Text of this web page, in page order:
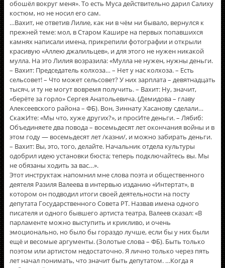
обошëл вокруг меня». То есть Муса действительно дарил Салиху
костюм, но не носил его сам.
…Вахит, не ответив Лилие, как ни в чём ни бывало, вернулся к
прежней теме: мол, в Старом Кашире на первых попавшихся
камнях написали имена, прикрепили фотографии и открыли
красивую «Аллею джалильцев», и для этого не нужен никакой
мулла. На это Лилия возразила: «Мулла не нужен, нужны деньги.
– Вахит: Председатель колхоза… – Нет у нас колхоза. – Есть
сельсовет! – Что может сельсовет? У них зарплата – девятнадцать
тысяч, и ту не могут вовремя получить. – Вахит: Ну, значит,
«берёте за горло» Сергея Анатольевича. (Демидова – главу
Алексеевского района – ФБ). Вон, Зиннату Хасанову сделали…
СкажИте: «Мы что, хуже других?», и просИте деньги. – Лябиб:
Объединяете два повода – восемьдесят лет окончания войны и в
этом году — восемьдесят лет /казни/, и можно забирать деньги.
– Вахит: Вы, это, того, делайте. Начальник отдела культуры
одобрил идею установки бюста; теперь подключайтесь вы. Мы
не обязаны ходить за вас…».
Этот инструктаж напомнил мне слова поэта и общественного
деятеля Разиля Валеева в интервью изданию «Интертат», в
котором он подводил итоги своей деятельности на посту
депутата Государственного Совета РТ. Назвав имена одного
писателя и одного бывшего артиста театра, Валеев сказал: «В
парламенте можно выступить и крикливо, и очень
эмоционально, но было бы гораздо лучше, если бы у них были
ещё и весомые аргументы. (Золотые слова – ФБ). Быть только
поэтом или артистом недостаточно. Я лично только через пять
лет начал понимать, что значит быть депутатом. …Когда я